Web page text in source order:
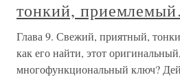
тонкий,
Глава 9. Свежий, приятный,
как его найти, этот оригинальный,
многофункциональный ключ?